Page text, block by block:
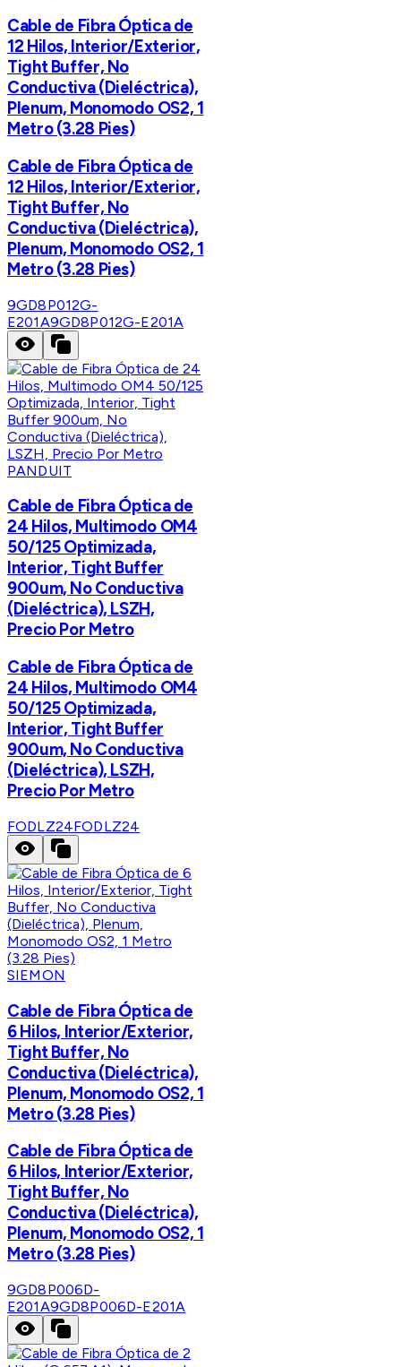
Cable de Fibra Óptica de
12 Hilos, Interior/Exterior,
Tight Buffer, No
Conductiva (Dieléctrica),
Plenum, Monomodo OS2, 1
Metro (3.28 Pies)
Cable de Fibra Óptica de
12 Hilos, Interior/Exterior,
Tight Buffer, No
Conductiva (Dieléctrica),
Plenum, Monomodo OS2, 1
Metro (3.28 Pies)
9GD8P012G-
E201A9GD8P012G-E201A
PANDUIT
Cable de Fibra Óptica de
24 Hilos, Multimodo OM4
50/125 Optimizada,
Interior, Tight Buffer
900um, No Conductiva
(Dieléctrica), LSZH,
Precio Por Metro
Cable de Fibra Óptica de
24 Hilos, Multimodo OM4
50/125 Optimizada,
Interior, Tight Buffer
900um, No Conductiva
(Dieléctrica), LSZH,
Precio Por Metro
FODLZ24FODLZ24
SIEMON
Cable de Fibra Óptica de
6 Hilos, Interior/Exterior,
Tight Buffer, No
Conductiva (Dieléctrica),
Plenum, Monomodo OS2, 1
Metro (3.28 Pies)
Cable de Fibra Óptica de
6 Hilos, Interior/Exterior,
Tight Buffer, No
Conductiva (Dieléctrica),
Plenum, Monomodo OS2, 1
Metro (3.28 Pies)
9GD8P006D-
E201A9GD8P006D-E201A